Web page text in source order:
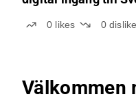
0 likes 0
Välkommen